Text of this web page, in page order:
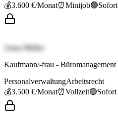
💰3.600 €/Monat⏰Minijob🟢Sofort
Anna Müller
Kaufmann/-frau - Büromanagement
PersonalverwaltungArbeitsrecht
💰3.500 €/Monat⏰Vollzeit🟢Sofort